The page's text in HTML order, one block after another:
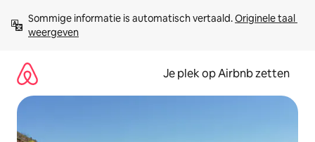
direct
naar
Sommige informatie is automatisch vertaald. Originele taal
weergeven
Je plek op Airbnb zetten